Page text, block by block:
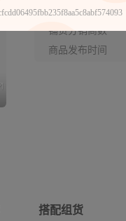
近30天代发数量
铺货分销商数
商品发布时间
搭配组货